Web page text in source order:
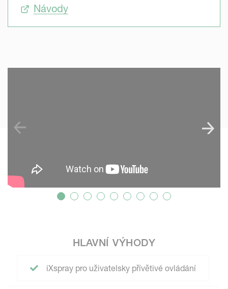
Návody
HLAVNÍ VÝHODY
iXspray pro uživatelsky přívětivé ovládání